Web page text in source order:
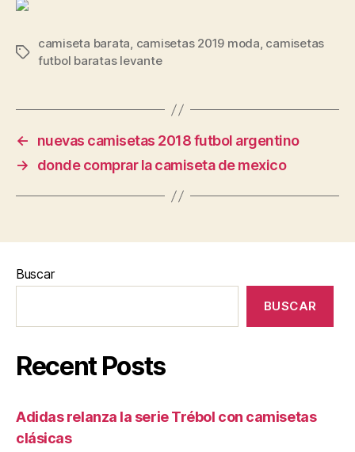
Etiquetas
camiseta barata, camisetas 2019 moda, camisetas
futbol baratas levante
←
nuevas camisetas 2018 futbol argentino
→
donde comprar la camiseta de mexico
Buscar
BUSCAR
Recent Posts
Adidas relanza la serie Trébol con camisetas
clásicas